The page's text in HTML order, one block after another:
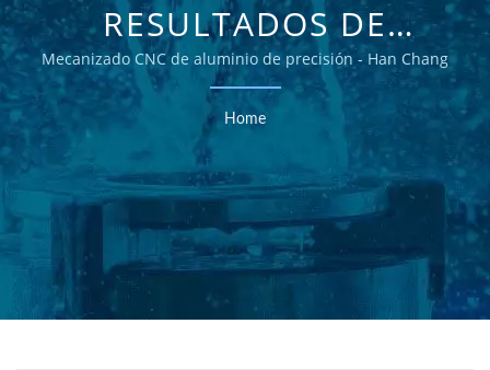
RESULTADOS DE
BÚSQUEDA:
DISIPADORES DE
CALOR | SOLUCIONES
EXPERTAS PARA PIEZAS
DE ALUMINIO
COMPLEJAS - HAN
CHANG
Mecanizado CNC de aluminio de precisión - Han Chang
Home